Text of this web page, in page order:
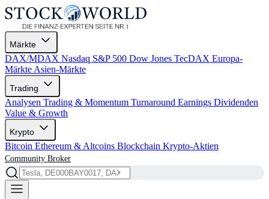
Märkte
DAX/MDAX Nasdaq S&P 500 Dow Jones TecDAX Europa-
Märkte Asien-Märkte
Trading
Analysen Trading & Momentum Turnaround Earnings Dividenden
Value & Growth
Krypto
Bitcoin Ethereum & Altcoins Blockchain Krypto-Aktien
Community Broker